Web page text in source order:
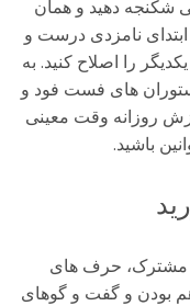
شکنجه دهید و همان
نامزدی درست و
را اصلاح کنید. به
های فست فود و
روزانه وقت معینی
باشید.
مشترک، حرف های
بودن و گفت و گوهای